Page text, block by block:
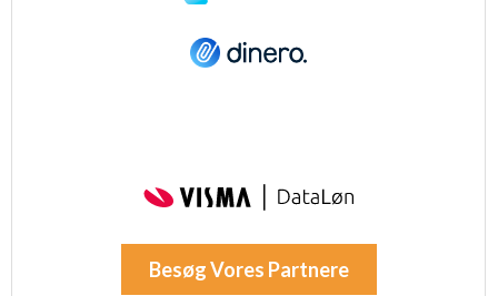
Besøg Vores Partnere